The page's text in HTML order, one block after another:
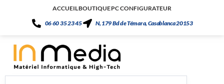
ACCUEILBOUTIQUEPC CONFIGURATEUR
06 60 35 23 45
N, 179 Bd de Témara, Casablanca 20153